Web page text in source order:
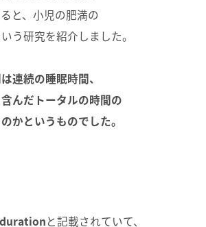
と、小児の肥満の
う研究を紹介しました。
連続の睡眠時間、
んだトータルの時間の
かというものでした。
と記載されていて、